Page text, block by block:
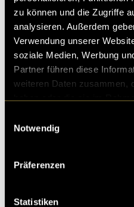
zu können und die Zugriffe
analysieren. Außerdem
Verwendung unserer
soziale Medien, Werbung
Partner führen diese
weiteren Daten zusammen,
Notwendig
Präferenzen
Statistiken
Giulia